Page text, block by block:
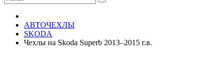
АВТОЧЕХЛЫ
SKODA
Чехлы на Skoda Superb 2013–2015 г.в.